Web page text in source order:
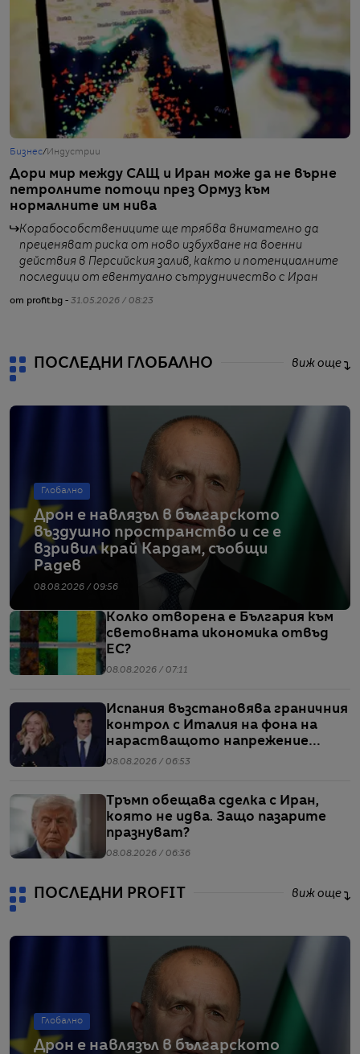
Бизнес/ Индустрии
Дори мир между САЩ и Иран може да не върне
петролните потоци през Ормуз към
нормалните им нива
Корабособствениците ще трябва внимателно да
преценяват риска от ново избухване на военни
действия в Персийския залив, както и потенциалните
последици от евентуално сътрудничество с Иран
от profit.bg - 31.05.2026 / 08:23
ПОСЛЕДНИ ГЛОБАЛНО виж още
Глобално
Дрон е навлязъл в българското
въздушно пространство и се е
взривил край Кардам, съобщи
Радев
08.08.2026 / 09:56
Колко отворена е България към
световната икономика отвъд
ЕС?
08.08.2026 / 07:11
Испания възстановява граничния
контрол с Италия на фона на
нарастващото напрежение
заради мигрантите
08.08.2026 / 06:53
Тръмп обещава сделка с Иран,
която не идва. Защо пазарите
празнуват?
08.08.2026 / 06:36
ПОСЛЕДНИ PROFIT виж още
Глобално
Дрон е навлязъл в българското